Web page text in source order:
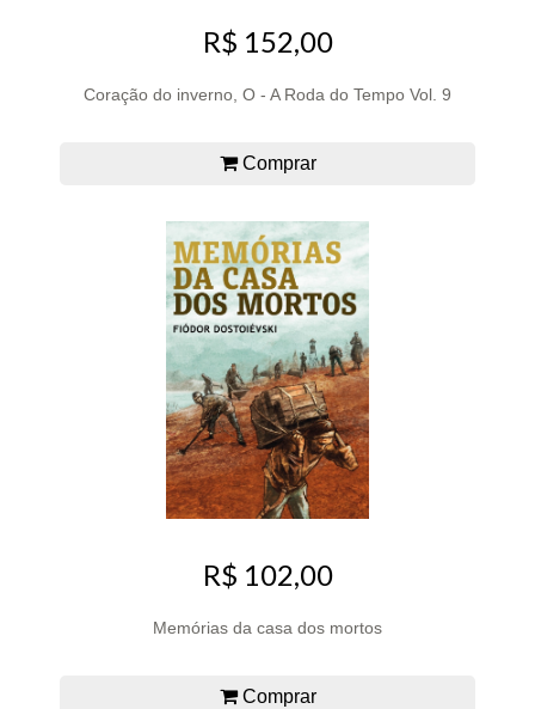
R$ 152,00
Coração do inverno, O - A Roda do Tempo Vol. 9
Comprar
R$ 102,00
Memórias da casa dos mortos
Comprar